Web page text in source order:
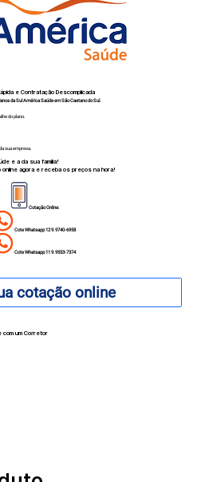
e Contratação Descomplicada
da Sul América Saúde em São Caetano do Sul.
do plano.
sua empresa.
e a da sua família!
online agora e receba os preços na hora!
Cotação Online:
Cote Whatsapp 12 9.9740-6958
Cote Whatsapp 11 9.9553-7374
com um Corretor
cotação online